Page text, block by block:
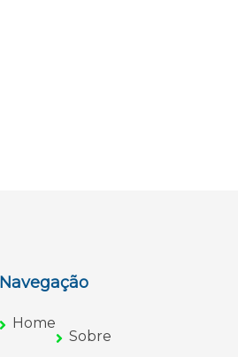
Navegação
Home
Sobre